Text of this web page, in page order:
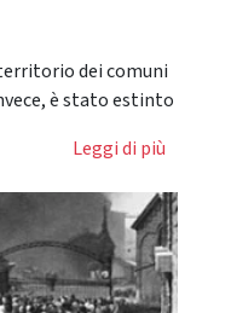
dei comuni
è stato estinto
Leggi di più